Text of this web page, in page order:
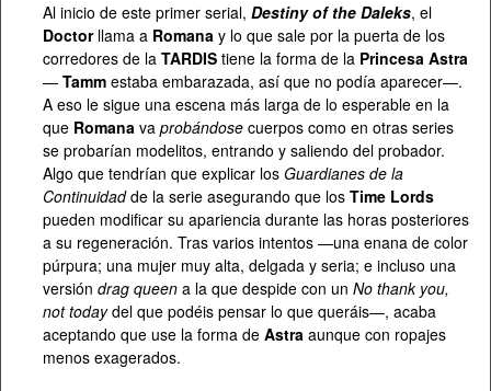
Al inicio de este primer serial, Destiny of the Daleks, el
Doctorllama a Romana y lo que sale por la puerta de los
corredores de la TARDIS tiene la forma de la Princesa Astra
— Tamm estaba embarazada, así que no podía aparecer—.
A eso le sigue una escena más larga de lo esperable en la
que Romana va probándose cuerpos como en otras series
se probarían modelitos, entrando y saliendo del probador.
Algo que tendrían que explicar los Guardianes de la
Continuidadde la serie asegurando que los Time Lords
pueden modificar su apariencia durante las horas posteriores
a su regeneración. Tras varios intentos —una enana de color
púrpura; una mujer muy alta, delgada y seria; e incluso una
versión drag queen a la que despide con un No thank you,
not todaydel que podéis pensar lo que queráis—, acaba
aceptando que use la forma de Astra aunque con ropajes
menos exagerados.